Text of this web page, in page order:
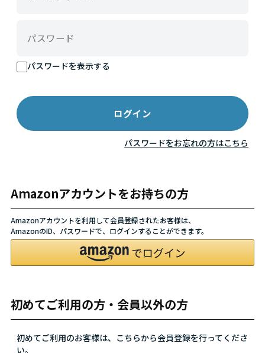
パスワードを表示する
パスワードをお忘れの方はこちら
Amazonアカウントをお持ちの方
Amazonアカウントを利用して会員登録されたお客様は、
AmazonのID、パスワードで、ログインすることができます。
初めてご利用の方・会員以外の方
初めてご利用のお客様は、こちらから会員登録を行ってくださ
い。